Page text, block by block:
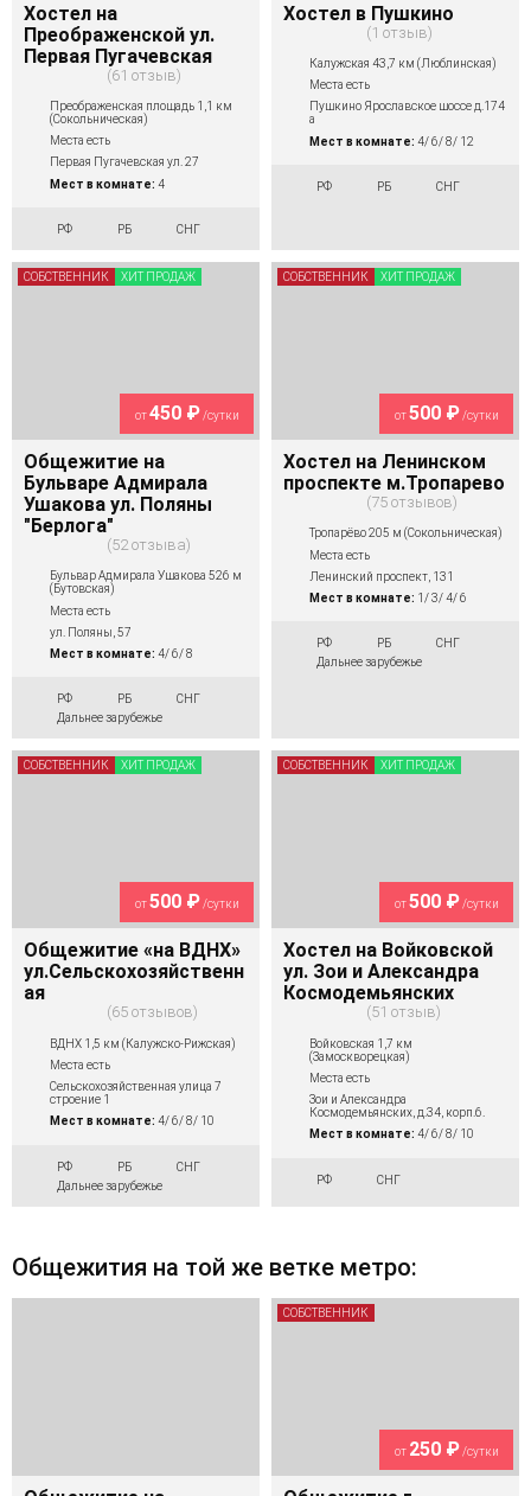
Хостел на
Преображенской ул.
Первая Пугачевская
61 отзыв
Преображенская площадь 1,1 км
(Сокольническая)
Места есть
Первая Пугачевская ул. 27
Мест в комнате: 4
РФ РБ СНГ
Хостел в Пушкино
1 отзыв
Калужская 43,7 км (Люблинская)
Места есть
Пушкино Ярославское шоссе д.174
а
Мест в комнате: 4/ 6/ 8/ 12
РФ РБ СНГ
от450 ₽/сутки
Общежитие на
Бульваре Адмирала
Ушакова ул. Поляны
"Берлога"
52 отзыва
Бульвар Адмирала Ушакова 526 м
(Бутовская)
Места есть
ул. Поляны, 57
Мест в комнате: 4/ 6/ 8
РФ РБ
СНГ
Дальнее зарубежье
СОБСТВЕННИК ХИТ ПРОДАЖ
от500 ₽/сутки
Хостел на Ленинском
проспекте м.Тропарево
75 отзывов
Тропарёво 205 м (Сокольническая)
Места есть
Ленинский проспект, 131
Мест в комнате: 1/ 3/ 4/ 6
РФ РБ
СНГ
Дальнее зарубежье
СОБСТВЕННИК ХИТ ПРОДАЖ
от500 ₽/сутки
Общежитие «на ВДНХ»
ул.Сельскохозяйственн
ая
65 отзывов
ВДНХ 1,5 км (Калужско-Рижская)
Места есть
Сельскохозяйственная улица 7
строение 1
Мест в комнате: 4/ 6/ 8/ 10
РФ РБ
СНГ
Дальнее зарубежье
СОБСТВЕННИК ХИТ ПРОДАЖ
от500 ₽/сутки
Хостел на Войковской
ул. Зои и Александра
Космодемьянских
51 отзыв
Войковская 1,7 км
(Замоскворецкая)
Места есть
Зои и Александра
Космодемьянских, д.34, корп.6.
Мест в комнате: 4/ 6/ 8/ 10
РФ СНГ
СОБСТВЕННИК ХИТ ПРОДАЖ
Общежития на той же ветке метро:
от 250 ₽/сутки
СОБСТВЕННИК